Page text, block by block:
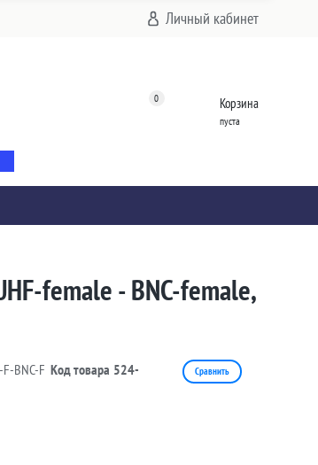
Личный кабинет
0 Корзина
пуста
female - BNC-female,
BNC-F Код товара 524-
Сравнить